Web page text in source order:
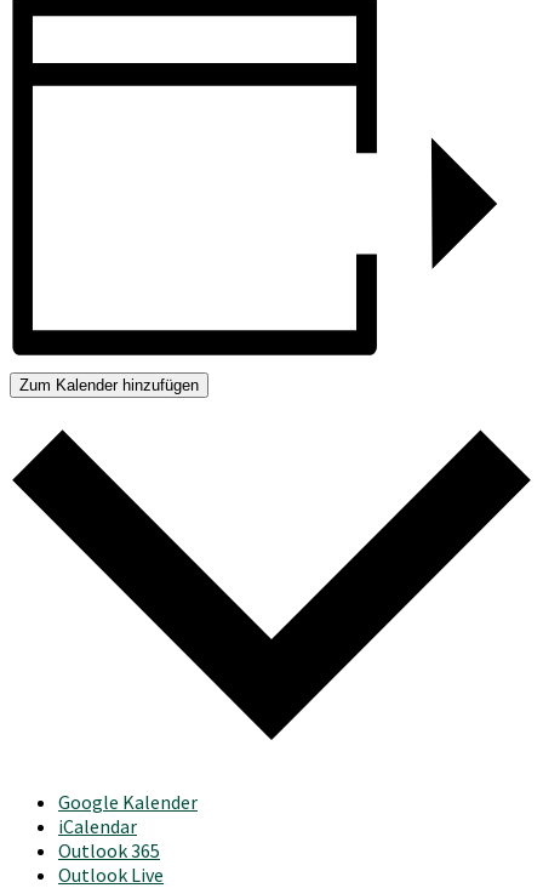
Zum Kalender hinzufügen
Google Kalender
iCalendar
Outlook 365
Outlook Live